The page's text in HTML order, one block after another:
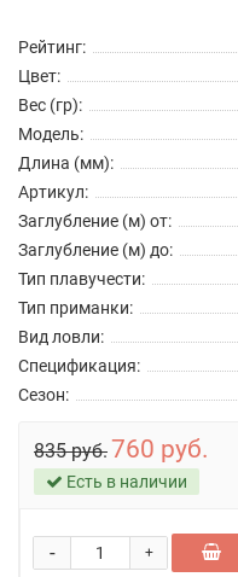
Рейтинг:
Цвет:
Вес (гр):
Модель:
Длина (мм):
Артикул:
Заглубление (м) от:
Заглубление (м) до:
Тип плавучести:
Тип приманки:
Вид ловли:
Спецификация:
Сезон:
835 руб.760 руб.
Есть в наличии
+
-